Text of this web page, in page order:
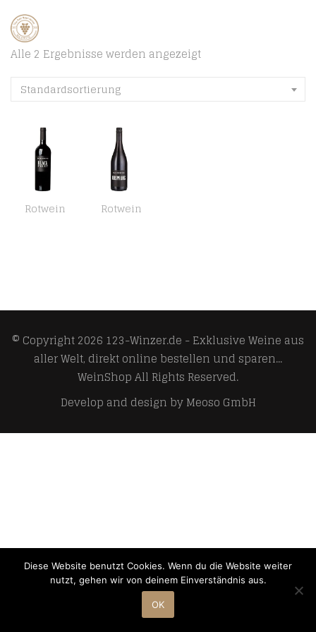
Alle 2 Ergebnisse werden angezeigt
Standardsortierung
Rotwein Rotwein
© Copyright 2026 123-Winzer.de - Exklusive Weine aus
aller Welt, direkt online bestellen und sparen...
WeinShopAll Rights Reserved.
Develop and design byMeoso GmbH
Diese Website benutzt Cookies. Wenn du die Website weiter
nutzt, gehen wir von deinem Einverständnis aus.
OK